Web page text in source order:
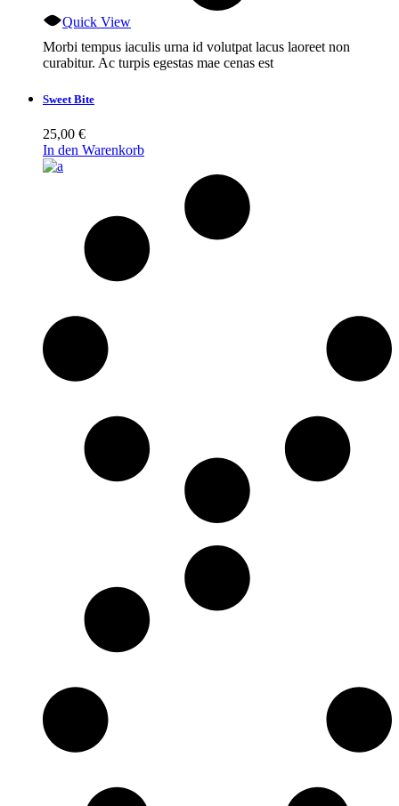
Quick View
Morbi tempus iaculis urna id volutpat lacus laoreet non
curabitur. Ac turpis egestas mae cenas est
Sweet Bite
25,00 €
In den Warenkorb